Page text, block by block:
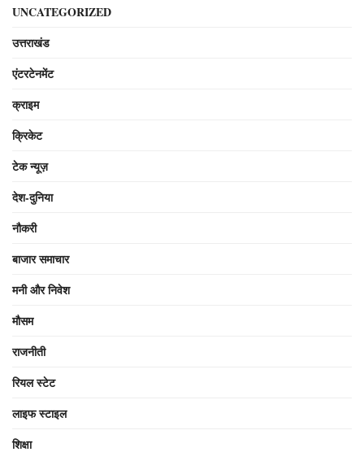
UNCATEGORIZED
उत्तराखंड
एंटरटेनमेंट
क्राइम
क्रिकेट
टेक न्यूज़
देश-दुनिया
नौकरी
बाजार समाचार
मनी और निवेश
मौसम
राजनीती
रियल स्टेट
लाइफ स्टाइल
शिक्षा